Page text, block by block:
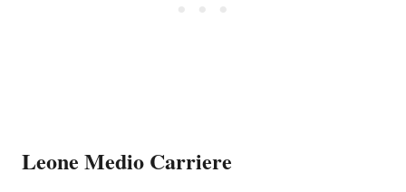
Leone Medio Carriere